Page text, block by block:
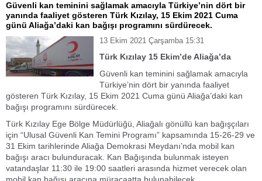
Güvenli kan teminini sağlamak amacıyla Türkiye’nin dört bir
yanında faaliyet gösteren Türk Kızılay, 15 Ekim 2021 Cuma
günü Aliağa’daki kan bağışı programını sürdürecek.
13 Ekim 2021 Çarşamba 15:31
Türk Kızılay 15 Ekim’de Aliağa’da
Güvenli kan teminini sağlamak amacıyla
Türkiye’nin dört bir yanında faaliyet
gösteren Türk Kızılay, 15 Ekim 2021 Cuma günü Aliağa’daki kan
bağışı programını sürdürecek.
Türk Kızılay Ege Bölge Müdürlüğü, Aliağalı gönüllü kan bağışçıları
için “Ulusal Güvenli Kan Temini Programı” kapsamında 15-26-29 ve
31 Ekim tarihlerinde Aliağa Demokrasi Meydanı’nda mobil kan
bağışı aracı bulunduracak. Kan Bağışında bulunmak isteyen
vatandaşlar 11:30 ile 19:00 saatleri arasında hizmet verecek olan